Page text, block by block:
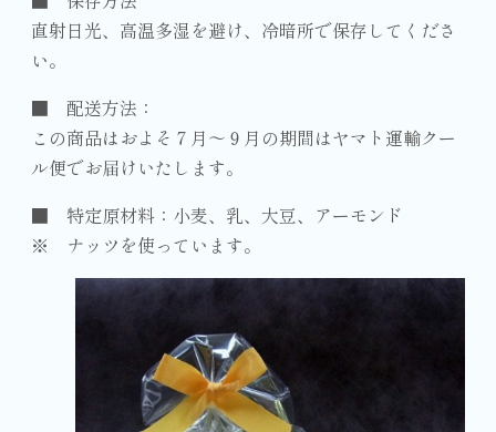
直射日光、高温多湿を避け、冷暗所で保存してくださ
い。
■ 配送方法：
この商品はおよそ７月～９月の期間はヤマト運輸クー
ル便でお届けいたします。
■ 特定原材料：小麦、乳、大豆、アーモンド
※ ナッツを使っています。